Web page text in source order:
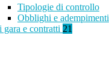
Tipologie di controllo
Obblighi e adempimenti
gara e contratti 21